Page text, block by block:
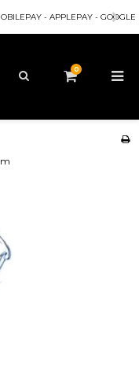
- GOOGLEPAY
0